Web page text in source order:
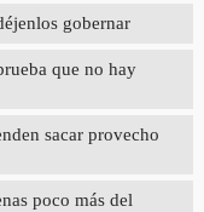
gobernar
que no hay
sacar provecho
poco más del